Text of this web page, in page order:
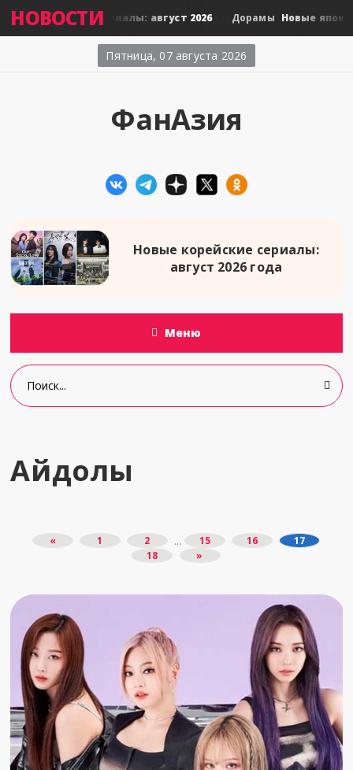
НОВОСТИ
сериалы: август 2026 Дорамы Новые японские
Пятница, 07 августа 2026
ФанАзия
Новые корейские сериалы:
август 2026 года
Меню
Айдолы
« 1 2 ... 15 16
17
18
»